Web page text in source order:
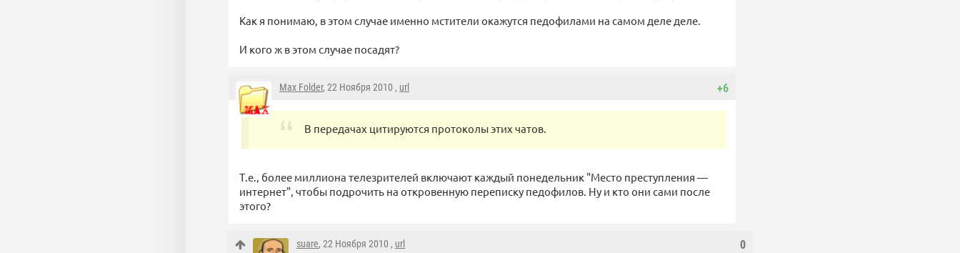
Как я понимаю, в этом случае именно мстители окажутся педофилами на самом деле деле.
И кого ж в этом случае посадят?
+6
Max Folder, 22 Ноября 2010 , url
В передачах цитируются протоколы этих чатов.
Т.е., более миллиона телезрителей включают каждый понедельник "Место преступления —
интернет", чтобы подрочить на откровенную переписку педофилов. Ну и кто они сами после
этого?
0
suare, 22 Ноября 2010 , url